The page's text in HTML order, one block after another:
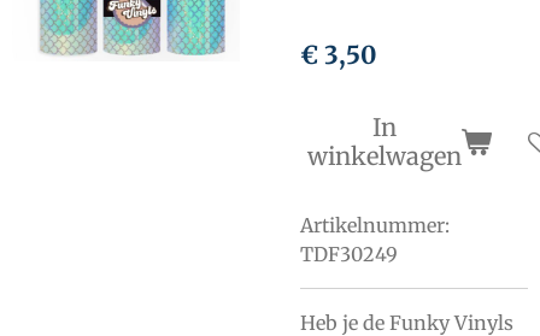
€ 3,50
In
winkelwagen
Artikelnummer:
TDF30249
Heb je de Funky Vinyls